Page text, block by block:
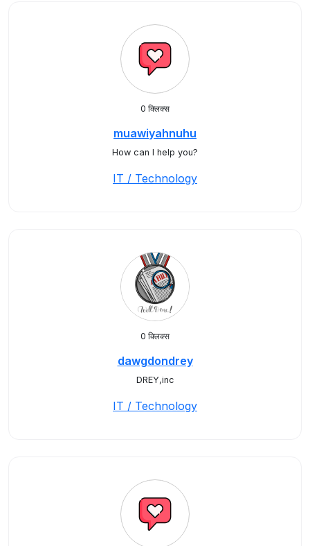
0 क्लिक्स
muawiyahnuhu
How can I help you?
IT / Technology
0 क्लिक्स
dawgdondrey
DREY,inc
IT / Technology